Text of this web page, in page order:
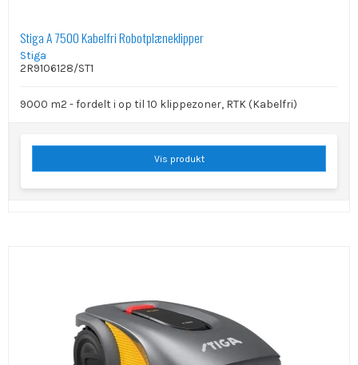
Stiga A 7500 Kabelfri Robotplæneklipper
Stiga
2R9106128/ST1
9000 m2 - fordelt i op til 10 klippezoner, RTK (Kabelfri)
Vis produkt